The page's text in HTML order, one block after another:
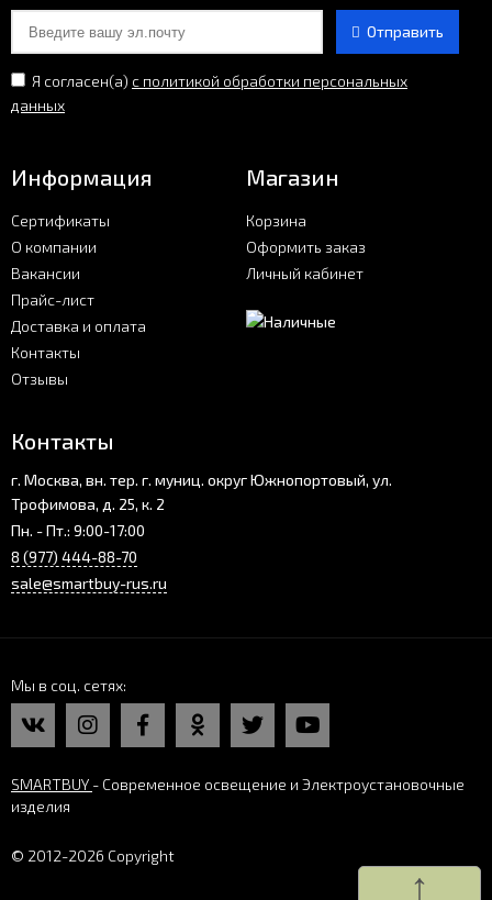
Отправить
Я согласен(a) с политикой обработки персональных
данных
Информация
Сертификаты
О компании
Вакансии
Прайс-лист
Доставка и оплата
Контакты
Отзывы
Магазин
Корзина
Оформить заказ
Личный кабинет
Контакты
г. Москва, вн. тер. г. муниц. округ Южнопортовый, ул.
Трофимова, д. 25, к. 2
Пн. - Пт.: 9:00-17:00
8 (977) 444-88-70
sale@smartbuy-rus.ru
↑
Мы в соц. сетях
SMARTBUY - Современное освещение и Электроустановочные
изделия
© 2012-2026 Copyright